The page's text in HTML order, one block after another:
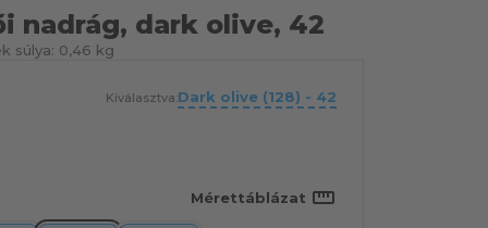
nadrág, dark olive, 42
súlya: 0,46 kg
Kiválasztva:Dark olive (128) - 42
Mérettáblázat straighten